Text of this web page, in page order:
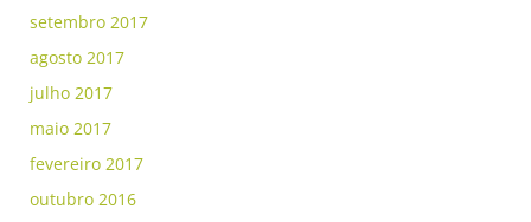
setembro 2017
agosto 2017
julho 2017
maio 2017
fevereiro 2017
outubro 2016